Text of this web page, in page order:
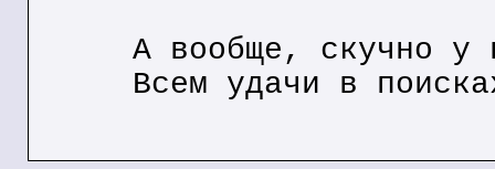
А вообще, скучно у
Всем удачи в